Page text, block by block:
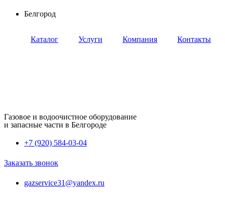
Перейти
содержимому
Белгород
Каталог Услуги Компания Контакты
Газовое и водоочистное оборудование
и запасные части в Белгороде
+7 (920) 584-03-04
Заказать звонок
gazservice31@yandex.ru